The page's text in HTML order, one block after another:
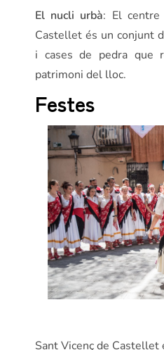
El nucli urbà: El centre
Castellet és un conjunt
i cases de pedra que
patrimoni del lloc.
Festes
Sant Vicenç de